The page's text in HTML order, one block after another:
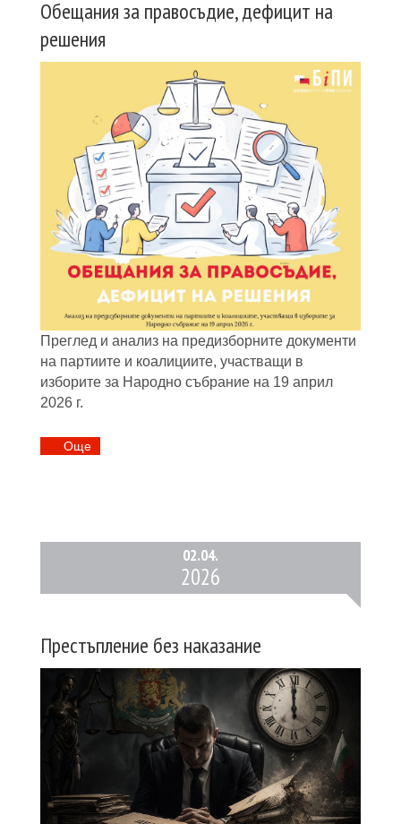
Обещания за правосъдие, дефицит на
решения
Преглед и анализ на предизборните документи
на партиите и коалициите, участващи в
изборите за Народно събрание на 19 април
2026 г.
Oще
02.04.
2026
Престъпление без наказание